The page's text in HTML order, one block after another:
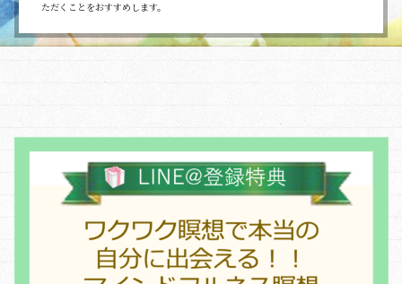
ただくことをおすすめします。